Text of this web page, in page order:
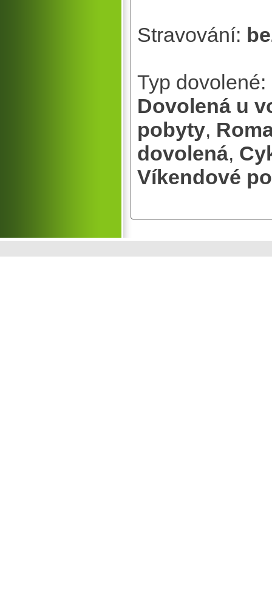
Stravování:
Typ dovolené:
Dovolená u
pobyty,
dovolená,
Víkendové